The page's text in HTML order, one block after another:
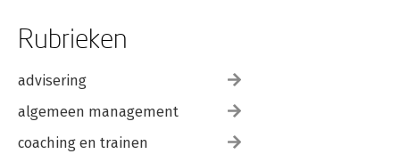
Rubrieken
advisering
algemeen management
coaching en trainen